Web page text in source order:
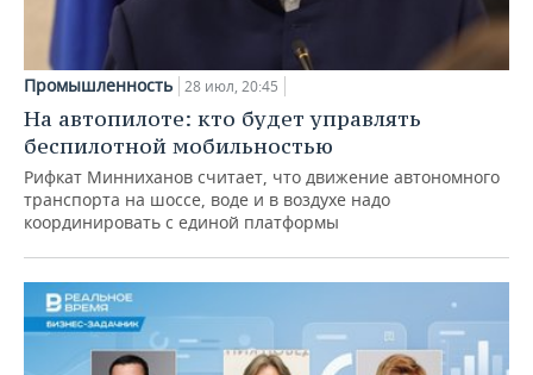
Промышленность 28 июл, 20:45
На автопилоте: кто будет управлять
беспилотной мобильностью
Рифкат Минниханов считает, что движение автономного
транспорта на шоссе, воде и в воздухе надо
координировать с единой платформы